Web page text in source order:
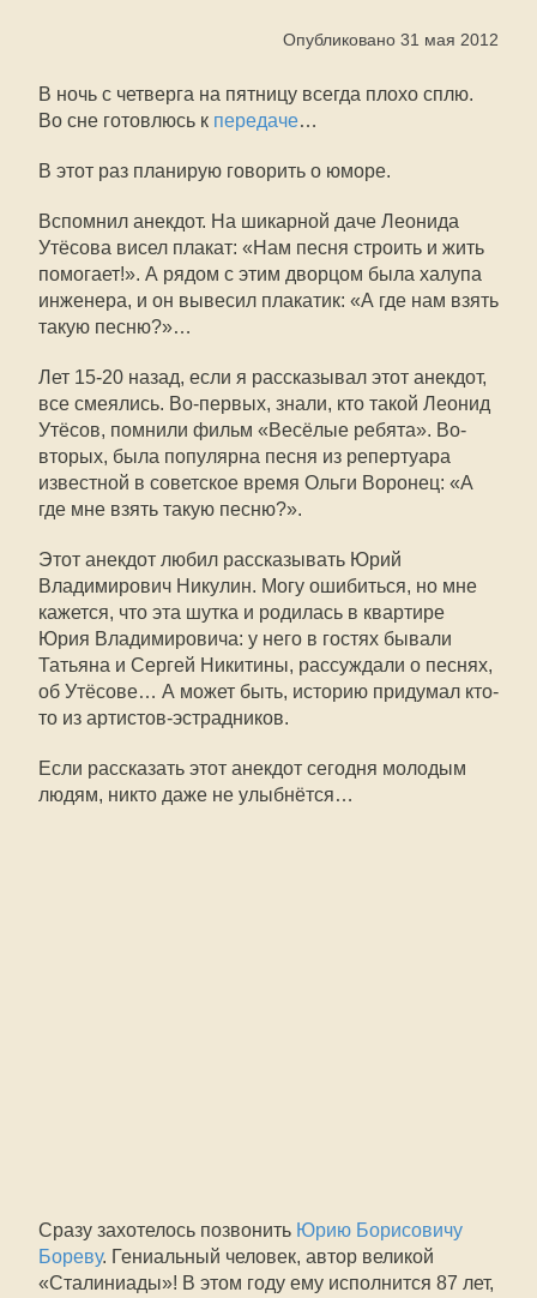
Опубликовано 31 мая 2012
В ночь с четверга на пятницу всегда плохо сплю.
Во сне готовлюсь к передаче…
В этот раз планирую говорить о юморе.
Вспомнил анекдот. На шикарной даче Леонида
Утёсова висел плакат: «Нам песня строить и жить
помогает!». А рядом с этим дворцом была халупа
инженера, и он вывесил плакатик: «А где нам взять
такую песню?»…
Лет 15-20 назад, если я рассказывал этот анекдот,
все смеялись. Во-первых, знали, кто такой Леонид
Утёсов, помнили фильм «Весёлые ребята». Во-
вторых, была популярна песня из репертуара
известной в советское время Ольги Воронец: «А
где мне взять такую песню?».
Этот анекдот любил рассказывать Юрий
Владимирович Никулин. Могу ошибиться, но мне
кажется, что эта шутка и родилась в квартире
Юрия Владимировича: у него в гостях бывали
Татьяна и Сергей Никитины, рассуждали о песнях,
об Утёсове… А может быть, историю придумал кто-
то из артистов-эстрадников.
Если рассказать этот анекдот сегодня молодым
людям, никто даже не улыбнётся…
Сразу захотелось позвонить Юрию Борисовичу
Бореву. Гениальный человек, автор великой
«Сталиниады»! В этом году ему исполнится 87 лет,